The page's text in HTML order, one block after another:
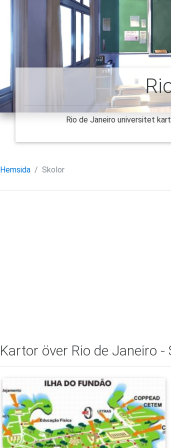
Rio de Janeiro universitet
Hemsida Skolor
Kartor över Rio de Janeiro -